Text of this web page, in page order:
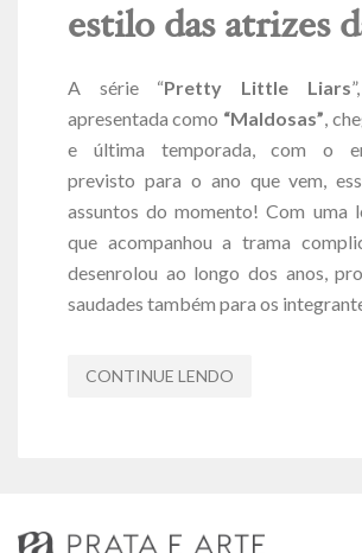
estilo das atrizes
A série “Pretty Little Liars
apresentada como “Maldosas”,
e última temporada, com o
previsto para o ano que vem,
assuntos do momento! Com uma
que acompanhou a trama
desenrolou ao longo dos anos,
saudades também para os
CONTINUE LENDO